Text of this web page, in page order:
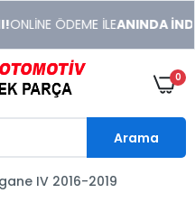
ÖDEME İLE ANINDA
0
Arama
IV 2016-2019